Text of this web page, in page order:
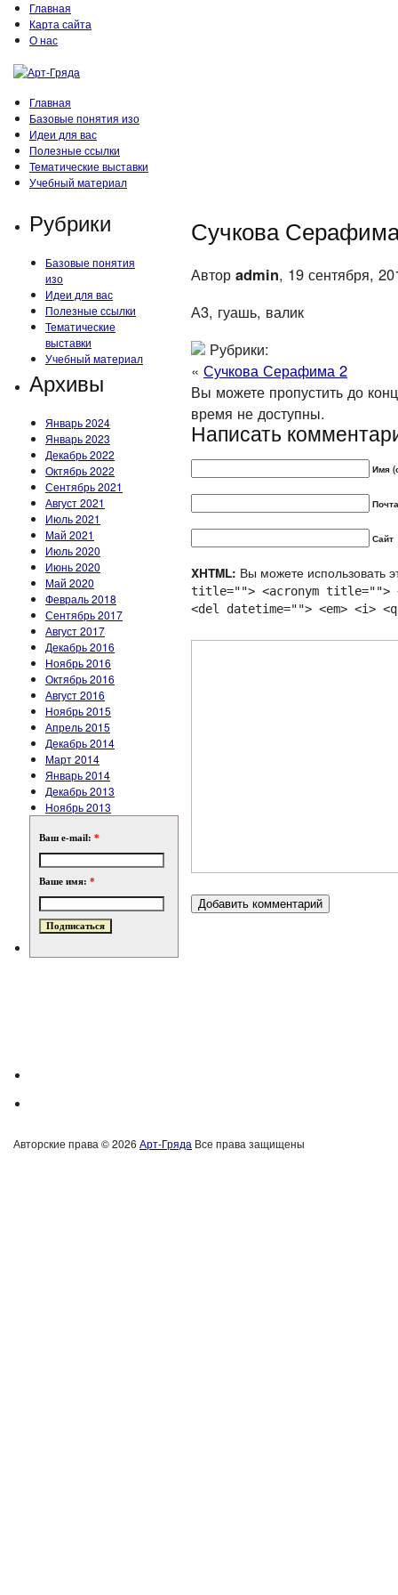
Главная
Карта сайта
О нас
Главная
Базовые понятия изо
Идеи для вас
Полезные ссылки
Тематические выставки
Учебный материал
Рубрики
Базовые понятия
изо
Идеи для вас
Полезные ссылки
Тематические
выставки
Учебный материал
Архивы
Январь 2024
Январь 2023
Декабрь 2022
Октябрь 2022
Сентябрь 2021
Август 2021
Июль 2021
Май 2021
Июль 2020
Июнь 2020
Май 2020
Февраль 2018
Сентябрь 2017
Август 2017
Декабрь 2016
Ноябрь 2016
Октябрь 2016
Август 2016
Ноябрь 2015
Апрель 2015
Декабрь 2014
Март 2014
Январь 2014
Декабрь 2013
Ноябрь 2013
Ваш e-mail: *
Ваше имя: *
Сучкова
Автор admin, 19 сентября,
А3, гуашь, валик
Рубрики:
« Сучкова Серафима 2
Вы можете пропустить до
время не доступны.
Написать
Имя
Сайт
XHTML: Вы можете использовать
title=""> <acronym title="">
<del datetime=""> <em> <i>
Авторские права © 2026 Арт-Гряда Все права защищены